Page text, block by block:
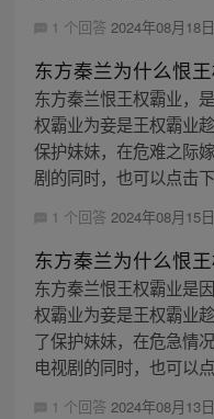
1 个回答 2024年08月18
东方秦兰为什么恨
东方秦兰恨王权霸业，
权霸业为妾是王权霸业
保护妹妹，在危难之际
剧的同时，也可以点击
1 个回答 2024年08月15
东方秦兰为什么恨
东方秦兰恨王权霸业是
权霸业为妾是王权霸业
了保护妹妹，在危急情
电视剧的同时，也可以
1 个回答 2024年08月13